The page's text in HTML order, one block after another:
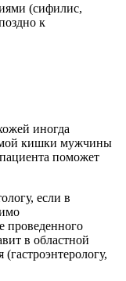
(сифилис,
к
иногда
кишки мужчины
пациента поможет
если в
проведенного
в областной